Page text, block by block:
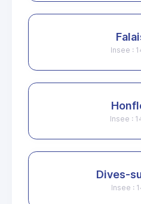
Insee :
Insee :
Dives-
Insee :